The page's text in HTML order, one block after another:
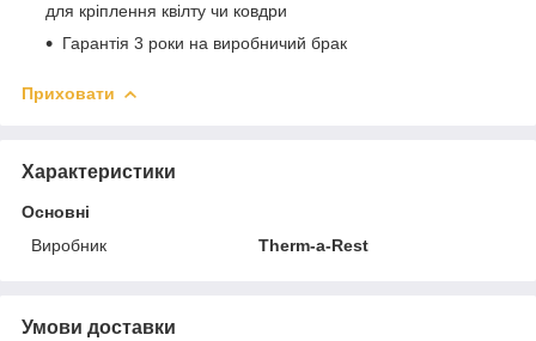
для кріплення квілту чи ковдри
Гарантія 3 роки на виробничий брак
Приховати
Характеристики
Основні
Виробник
Therm-a-Rest
Умови доставки